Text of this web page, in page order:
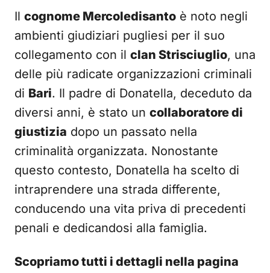
Il cognome Mercoledisanto è noto negli
ambienti giudiziari pugliesi per il suo
collegamento con il clan Strisciuglio, una
delle più radicate organizzazioni criminali
di Bari. Il padre di Donatella, deceduto da
diversi anni, è stato un collaboratore di
giustizia dopo un passato nella
criminalità organizzata. Nonostante
questo contesto, Donatella ha scelto di
intraprendere una strada differente,
conducendo una vita priva di precedenti
penali e dedicandosi alla famiglia.
Scopriamo tutti i dettagli nella pagina